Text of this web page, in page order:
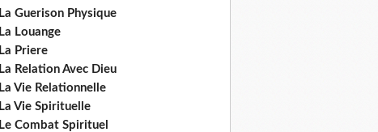
La Guerison Physique
La Louange
La Priere
La Relation Avec Dieu
La Vie Relationnelle
La Vie Spirituelle
Le Combat Spirituel